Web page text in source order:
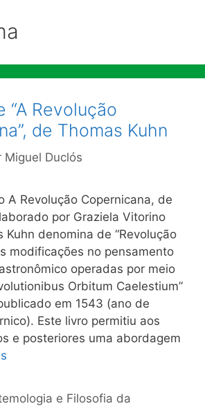
“A Revolução
de Thomas Kuhn
Miguel Duclós
A Revolução Copernicana, de
por Graziela Vitorino
Kuhn denomina de “Revolução
modificações no pensamento
operadas por meio
Orbitum Caelestium”
em 1543 (ano de
Este livro permitiu aos
e posteriores uma abordagem
e Filosofia da